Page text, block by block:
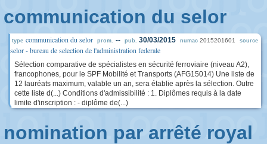
communication du selor
type communication du selor prom. -- pub. 30/03/2015 numac 2015201601 source
selor - bureau de selection de l'administration federale
Sélection comparative de spécialistes en sécurité ferroviaire (niveau A2),
francophones, pour le SPF Mobilité et Transports (AFG15014) Une liste de
12 lauréats maximum, valable un an, sera établie après la sélection. Outre
cette liste d(...) Conditions d'admissibilité : 1. Diplômes requis à la date
limite d'inscription : - diplôme de(...)
nomination par arrêté royal